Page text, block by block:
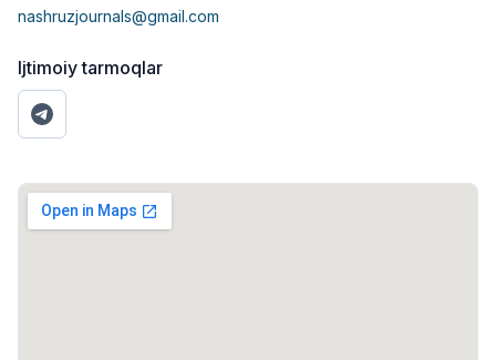
nashruzjournals@gmail.com
Ijtimoiy tarmoqlar